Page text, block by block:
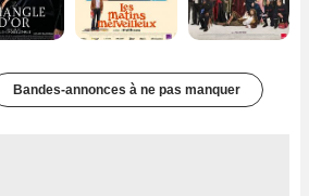
Bandes-annonces à ne pas manquer